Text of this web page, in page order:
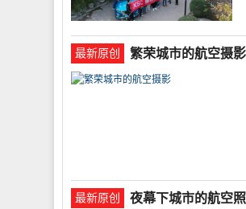
最新原创 繁荣城市的航空摄影
最新原创 夜幕下城市的航空